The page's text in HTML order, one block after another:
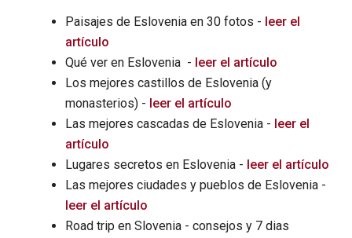
Paisajes de Eslovenia en 30 fotos - leer el
artículo
Qué ver en Eslovenia - leer el artículo
Los mejores castillos de Eslovenia (y
monasterios) - leer el artículo
Las mejores cascadas de Eslovenia - leer el
artículo
Lugares secretos en Eslovenia - leer el artículo
Las mejores ciudades y pueblos de Eslovenia -
leer el artículo
Road trip en Slovenia - consejos y 7 dias